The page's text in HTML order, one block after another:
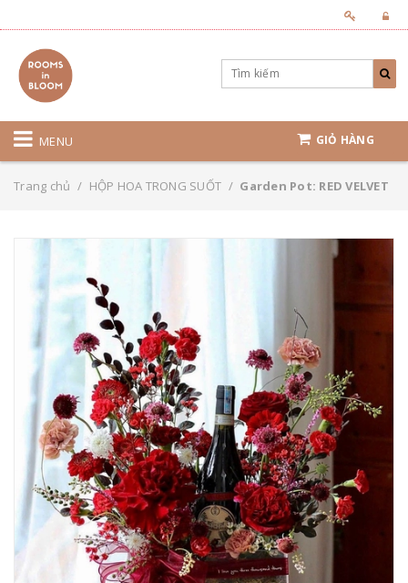
MENU GIỎ HÀNG
Trang chủ / HỘP HOA TRONG SUỐT / Garden Pot: RED VELVET